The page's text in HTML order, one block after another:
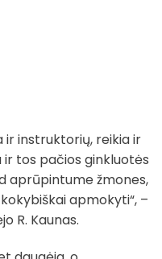
ir instruktorių, reikia ir
tos pačios ginkluotės
aprūpintume žmones,
apmokyti“, –
R. Kaunas.